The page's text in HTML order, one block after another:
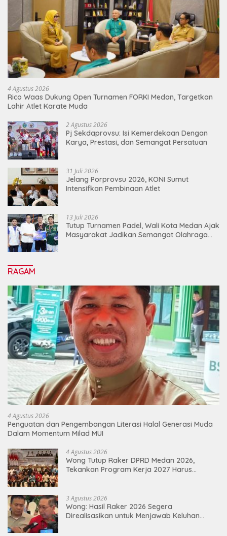
4 Agustus 2026
Rico Waas Dukung Open Turnamen FORKI Medan, Targetkan
Lahir Atlet Karate Muda
2 Agustus 2026
Pj Sekdaprovsu: Isi Kemerdekaan Dengan
Karya, Prestasi, dan Semangat Persatuan
31 Juli 2026
Jelang Porprovsu 2026, KONI Sumut
Intensifkan Pembinaan Atlet
13 Juli 2026
Tutup Turnamen Padel, Wali Kota Medan Ajak
Masyarakat Jadikan Semangat Olahraga
RAGAM
4 Agustus 2026
Penguatan dan Pengembangan Literasi Halal Generasi Muda
Dalam Momentum Milad MUI
4 Agustus 2026
Wong Tutup Raker DPRD Medan 2026,
Tekankan Program Kerja 2027 Harus
3 Agustus 2026
Wong: Hasil Raker 2026 Segera
Direalisasikan untuk Menjawab Keluhan